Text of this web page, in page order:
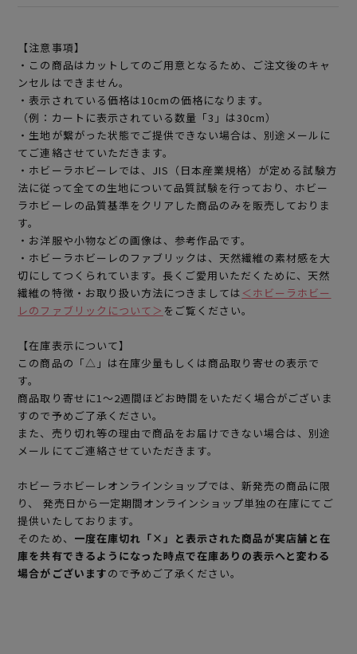
【注意事項】
・この商品はカットしてのご用意となるため、ご注文後のキャ
ンセルはできません。
・表示されている価格は10cmの価格になります。
（例：カートに表示されている数量「3」は30cm）
・生地が繋がった状態でご提供できない場合は、別途メールに
てご連絡させていただきます。
・ホビーラホビーレでは、JIS（日本産業規格）が定める試験方
法に従って全ての生地について品質試験を行っており、ホビー
ラホビーレの品質基準をクリアした商品のみを販売しておりま
す。
・お洋服や小物などの画像は、参考作品です。
・ホビーラホビーレのファブリックは、天然繊維の素材感を大
切にしてつくられています。長くご愛用いただくために、天然
繊維の特徴・お取り扱い方法につきましては ＜ホビーラホビー
レのファブリックについて＞ をご覧ください。
【在庫表示について】
この商品の「△」は在庫少量もしくは商品取り寄せの表示で
す。
商品取り寄せに1～2週間ほどお時間をいただく場合がございま
すので予めご了承ください。
また、売り切れ等の理由で商品をお届けできない場合は、別途
メールにてご連絡させていただきます。
ホビーラホビーレオンラインショップでは、新発売の商品に限
り、 発売日から一定期間オンラインショップ単独の在庫にてご
提供いたしております。
そのため、 一度在庫切れ「×」と表示された商品が実店舗と在
庫を共有できるようになった時点で在庫ありの表示へと変わる
場合がございますので予めご了承ください。